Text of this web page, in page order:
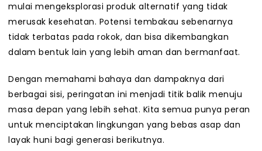
mulai mengeksplorasi produk alternatif yang tidak
merusak kesehatan. Potensi tembakau sebenarnya
tidak terbatas pada rokok, dan bisa dikembangkan
dalam bentuk lain yang lebih aman dan bermanfaat.
Dengan memahami bahaya dan dampaknya dari
berbagai sisi, peringatan ini menjadi titik balik menuju
masa depan yang lebih sehat. Kita semua punya peran
untuk menciptakan lingkungan yang bebas asap dan
layak huni bagi generasi berikutnya.